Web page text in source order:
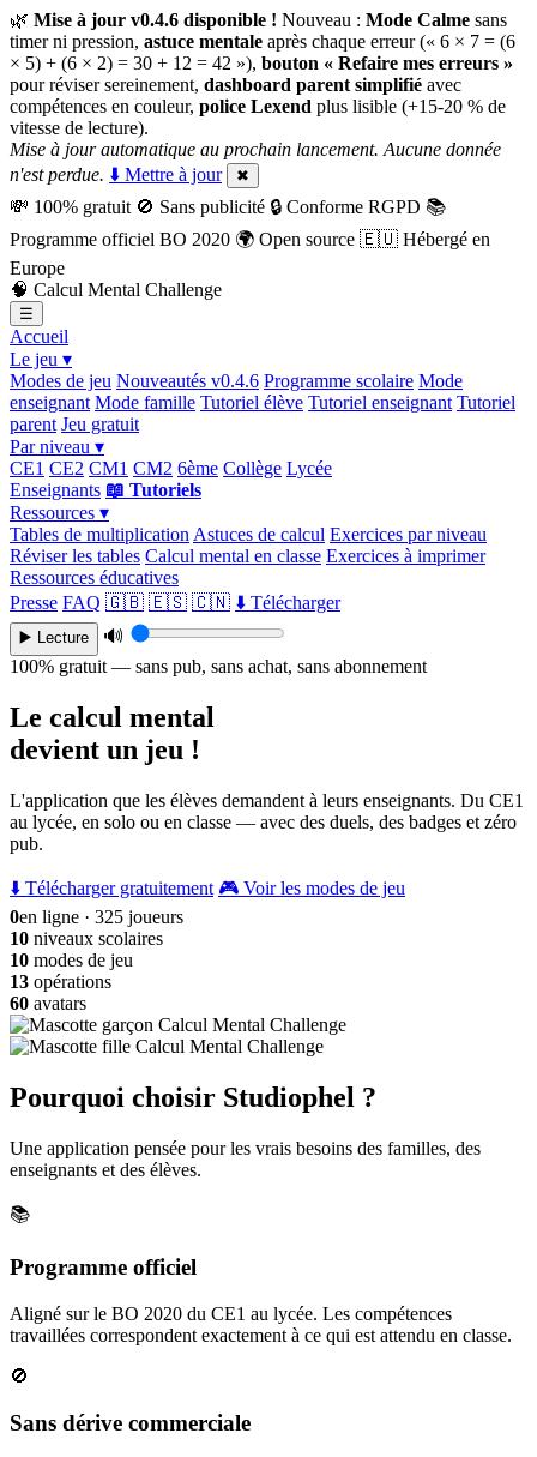
🌿 Mise à jour v0.4.6 disponible ! Nouveau : Mode Calme sans
timer ni pression, astuce mentale après chaque erreur (« 6 × 7 = (6
× 5) + (6 × 2) = 30 + 12 = 42 »), bouton « Refaire mes erreurs »
pour réviser sereinement, dashboard parent simplifié avec
compétences en couleur, police Lexend plus lisible (+15-20 % de
vitesse de lecture).
Mise à jour automatique au prochain lancement. Aucune donnée
n'est perdue. ⬇️ Mettre à jour ✖
💸 100% gratuit 🚫 Sans publicité 🔒 Conforme RGPD 📚
Programme officiel BO 2020 🌍 Open source 🇪🇺 Hébergé en
Europe
🧠 Calcul Mental Challenge
☰
Accueil
Le jeu ▾
Modes de jeu Nouveautés v0.4.6 Programme scolaire Mode
enseignant Mode famille Tutoriel élève Tutoriel enseignant Tutoriel
parent Jeu gratuit
Par niveau ▾
CE1 CE2 CM1 CM2 6ème Collège Lycée
Enseignants 📖 Tutoriels
Ressources ▾
Tables de multiplication Astuces de calcul Exercices par niveau
Réviser les tables Calcul mental en classe Exercices à imprimer
Ressources éducatives
Presse FAQ 🇬🇧 🇪🇸 🇨🇳 ⬇️ Télécharger
▶️ Lecture
🔊
100% gratuit — sans pub, sans achat, sans abonnement
Le calcul mental
devient un jeu !
L'application que les élèves demandent à leurs enseignants. Du CE1
au lycée, en solo ou en classe — avec des duels, des badges et zéro
pub.
⬇️ Télécharger gratuitement 🎮 Voir les modes de jeu
0en ligne · 325 joueurs
10 niveaux scolaires
10 modes de jeu
13 opérations
60 avatars
Pourquoi choisir Studiophel ?
Une application pensée pour les vrais besoins des familles, des
enseignants et des élèves.
📚
Programme officiel
Aligné sur le BO 2020 du CE1 au lycée. Les compétences
travaillées correspondent exactement à ce qui est attendu en classe.
🚫
Sans dérive commerciale